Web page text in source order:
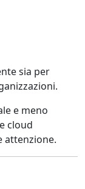
sia per
e meno
cloud
attenzione.